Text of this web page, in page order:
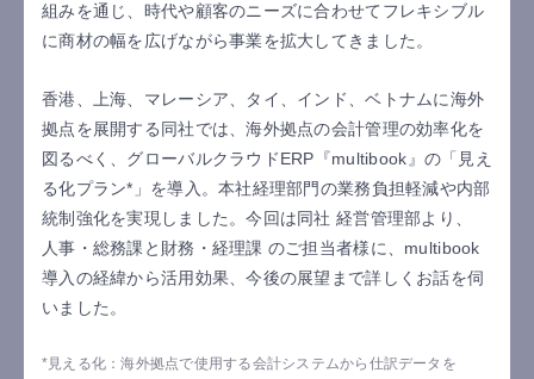
組みを通じ、時代や顧客のニーズに合わせてフレキシブル
に商材の幅を広げながら事業を拡大してきました。
香港、上海、マレーシア、タイ、インド、ベトナムに海外
拠点を展開する同社では、海外拠点の会計管理の効率化を
図るべく、グローバルクラウドERP『multibook』の「見え
る化プラン*」を導入。本社経理部門の業務負担軽減や内部
統制強化を実現しました。今回は同社 経営管理部より、
人事・総務課と財務・経理課 のご担当者様に、multibook
導入の経緯から活用効果、今後の展望まで詳しくお話を伺
いました。
*見える化：海外拠点で使用する会計システムから仕訳データを